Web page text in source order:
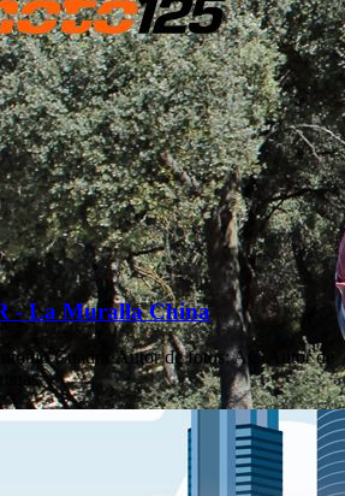
- La Muralla China
Cuadra ·Autor de fotos:AC·
Autor de